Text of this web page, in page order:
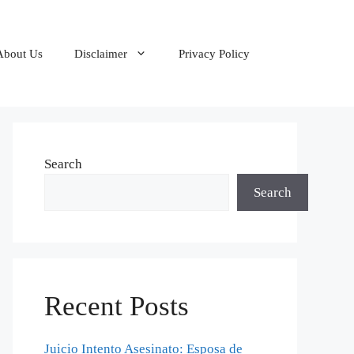
Us Disclaimer Privacy Policy
Search
Search
Recent Posts
Juicio Intento Asesinato: Esposa de